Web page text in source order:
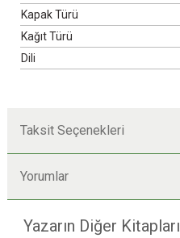
Kapak Türü
Kağıt Türü
Dili
Taksit Seçenekleri
Yorumlar
Yazarın Diğer Kitapları